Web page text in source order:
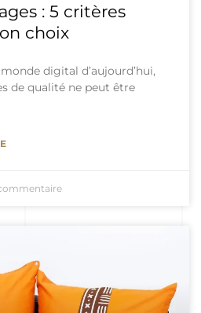
: 5 critères
choix
digital d’aujourd’hui,
de qualité ne peut être